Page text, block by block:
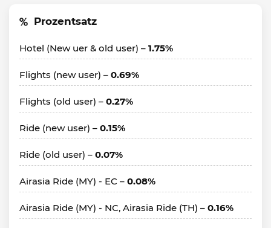
Prozentsatz
Hotel (New uer & old user) – 1.75%
Flights (new user) – 0.69%
Flights (old user) – 0.27%
Ride (new user) – 0.15%
Ride (old user) – 0.07%
Airasia Ride (MY) - EC – 0.08%
Airasia Ride (MY) - NC, Airasia Ride (TH) – 0.16%